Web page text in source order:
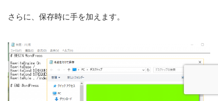
さらに、保存時に手を加えます。